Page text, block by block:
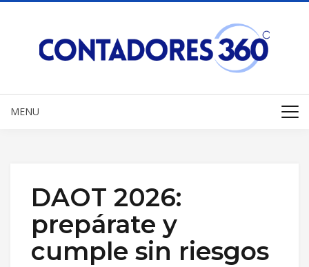
MENU
DAOT 2026:
prepárate y
cumple sin riesgos